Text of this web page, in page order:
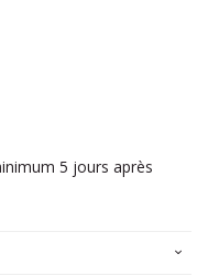
5 jours après